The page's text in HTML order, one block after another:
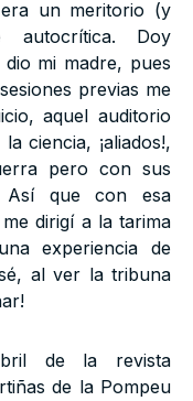
un meritorio (y
autocrítica. Doy
mi madre, pues
previas me
aquel auditorio
ciencia, ¡aliados!,
pero con sus
Así que con esa
dirigí a la tarima
experiencia de
al ver la tribuna
de la revista
de la Pompeu